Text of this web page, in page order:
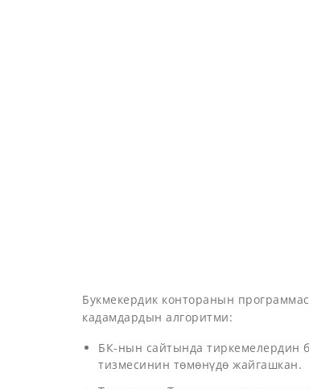
Букмекердик конторанын
кадамдардын алгоритми:
БК-нын сайтында тиркемелердин
тизмесинин төмөнүдө жайгашкан.